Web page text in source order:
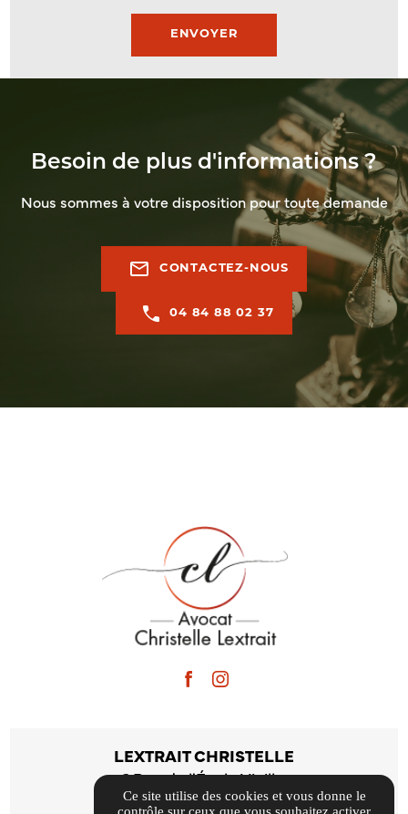
Besoin de plus d'informations ?
Nous sommes à votre disposition pour toute demande
mail_outline CONTACTEZ-NOUS
04 84 88 02 37
LEXTRAIT CHRISTELLE
6 Rue de l'École Vieille,
30000 Nîmes
Ce site utilise des cookies et vous donne le
contrôle sur ceux que vous souhaitez activer